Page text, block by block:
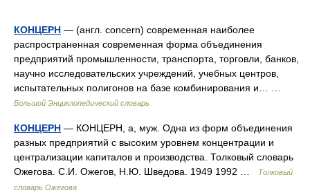
КОНЦЕРН — (англ. concern) современная наиболее
распространенная современная форма объединения
предприятий промышленности, транспорта, торговли, банков,
научно исследовательских учреждений, учебных центров,
испытательных полигонов на базе комбинирования и… …
Большой Энциклопедический словарь
КОНЦЕРН — КОНЦЕРН, а, муж. Одна из форм объединения
разных предприятий с высоким уровнем концентрации и
централизации капиталов и производства. Толковый словарь
Ожегова. С.И. Ожегов, Н.Ю. Шведова. 1949 1992 …
Толковый
словарь Ожегова